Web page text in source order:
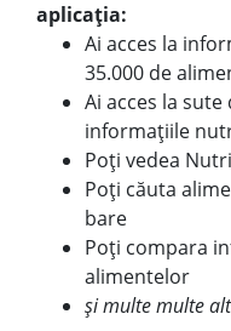
aplicația:
Ai acces la
35.000 de
Ai acces la
informațiile
Poți vedea
Poți căuta
bare
Poți compara
alimentelor
și multe multe